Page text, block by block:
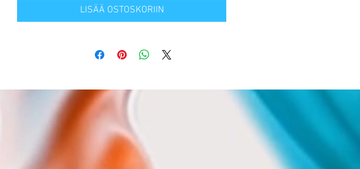
LISÄÄ OSTOSKORIIN